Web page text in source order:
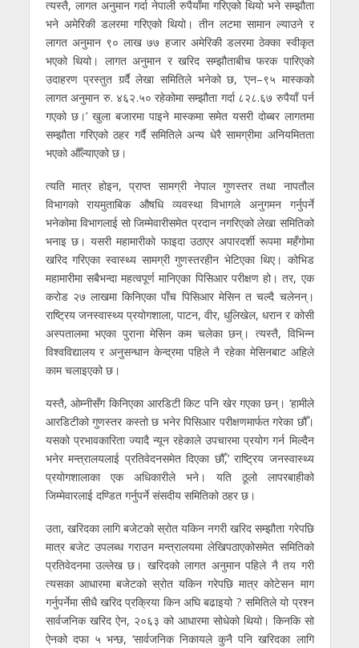
त्यस्तै, लागत अनुमान गर्दा नेपाली रुपैयाँमा गरिएको थियो भने सम्झौता
भने अमेरिकी डलरमा गरिएको थियो। तीन लटमा सामान ल्याउने र
लागत अनुमान ९० लाख ७७ हजार अमेरिकी डलरमा ठेक्का स्वीकृत
भएको थियो। लागत अनुमान र खरिद सम्झौताबीच फरक पारिएको
उदाहरण प्रस्तुत गर्र्दै लेखा समितिले भनेको छ, ‘एन–९५ मास्कको
लागत अनुमान रु. ४६२.५० रहेकोमा सम्झौता गर्दा ८२८.६७ रुपैयाँ पर्न
गएको छ।’ खुला बजारमा पाइने मास्कमा समेत यसरी दोब्बर लागतमा
सम्झौता गरिएको ठहर गर्दै समितिले अन्य धेरै सामग्रीमा अनियमितता
भएको औँल्याएको छ।
त्यति मात्र होइन, प्राप्त सामग्री नेपाल गुणस्तर तथा नापतौल
विभागको रायमुताबिक औषधि व्यवस्था विभागले अनुगमन गर्नुपर्ने
भनेकोमा विभागलाई सो जिम्मेवारीसमेत प्रदान नगरिएको लेखा समितिको
भनाइ छ। यसरी महामारीको फाइदा उठाएर अपारदर्शी रूपमा महँगोमा
खरिद गरिएका स्वास्थ्य सामग्री गुणस्तरहीन भेटिएका थिए। कोभिड
महामारीमा सबैभन्दा महत्वपूर्ण मानिएका पिसिआर परीक्षण हो। तर, एक
करोड २७ लाखमा किनिएका पाँच पिसिआर मेसिन त चल्दै चलेनन्।
राष्ट्रिय जनस्वास्थ्य प्रयोगशाला, पाटन, वीर, धुलिखेल, धरान र कोसी
अस्पतालमा भएका पुराना मेसिन कम चलेका छन्। त्यस्तै, विभिन्न
विश्वविद्यालय र अनुसन्धान केन्द्रमा पहिले नै रहेका मेसिनबाट अहिले
काम चलाइएको छ।
यस्तै, ओम्नीसँग किनिएका आरडिटी किट पनि खेर गएका छन्। ‘हामीले
आरडिटीको गुणस्तर कस्तो छ भनेर पिसिआर परीक्षणमार्फत गरेका छौँ।
यसको प्रभावकारिता ज्यादै न्यून रहेकाले उपचारमा प्रयोग गर्न मिल्दैन
भनेर मन्त्रालयलाई प्रतिवेदनसमेत दिएका छौँ,’ राष्ट्रिय जनस्वास्थ्य
प्रयोगशालाका एक अधिकारीले भने। यति ठूलो लापरबाहीको
जिम्मेवारलाई दण्डित गर्नुपर्ने संसदीय समितिको ठहर छ।
उता, खरिदका लागि बजेटको स्रोत यकिन नगरी खरिद सम्झौता गरेपछि
मात्र बजेट उपलब्ध गराउन मन्त्रालयमा लेखिपठाएकोसमेत समितिको
प्रतिवेदनमा उल्लेख छ। खरिदको लागत अनुमान पहिले नै तय गरी
त्यसका आधारमा बजेटको स्रोत यकिन गरेपछि मात्र कोटेसन माग
गर्नुपर्नेमा सीधै खरिद प्रक्रिया किन अघि बढाइयो ? समितिले यो प्रश्न
सार्वजनिक खरिद ऐन, २०६३ को आधारमा सोधेको थियो। किनकि सो
ऐनको दफा ५ भन्छ, ‘सार्वजनिक निकायले कुनै पनि खरिदका लागि